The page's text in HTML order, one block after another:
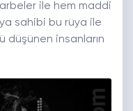
ile hem maddi
sahibi bu rüya ile
düşünen insanların